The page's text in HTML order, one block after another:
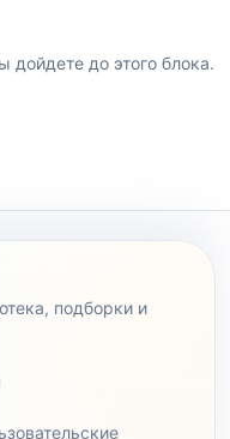
дойдете до этого блока.
подборки и